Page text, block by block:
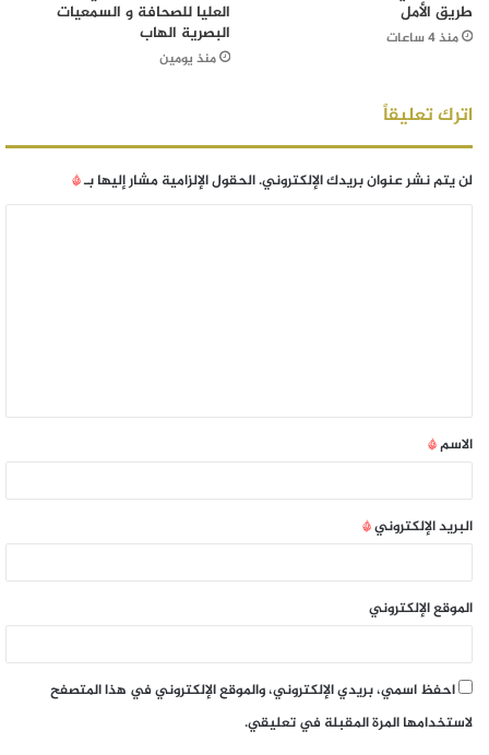
طريق الأمل
منذ 4 ساعات
العليا للصحافة و السمعيات
البصرية الهاب
منذ يومين
اترك تعليقاً
لن يتم نشر عنوان بريدك الإلكتروني.الحقول الإلزامية مشار إليها بـ*
الاسم*
البريد الإلكتروني*
الموقع الإلكتروني
احفظ اسمي، بريدي الإلكتروني، والموقع الإلكتروني في هذا المتصفح
لاستخدامها المرة المقبلة في تعليقي.